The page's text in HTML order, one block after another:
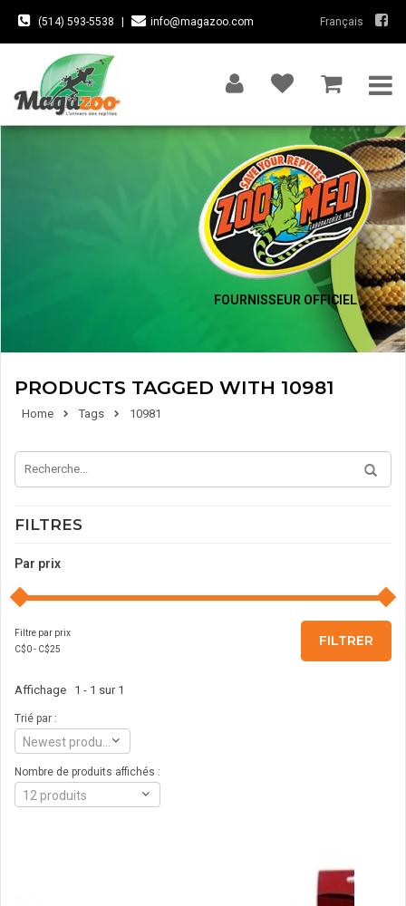
(514) 593-5538 info@magazoo.com Français
FOURNISSEUR OFFICIEL
PRODUCTS TAGGED WITH 10981
Home Tags 10981
FILTRES
Par prix
Filtre par prix
C$0- C$25
FILTRER
Affichage 1 - 1 sur 1
Trié par :
Nombre de produits affichés :
12 produits